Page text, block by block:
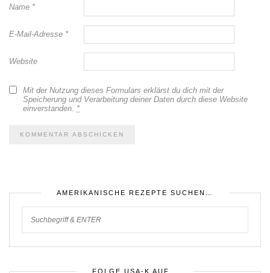
Name *
E-Mail-Adresse *
Website
Mit der Nutzung dieses Formulars erklärst du dich mit der
Speicherung und Verarbeitung deiner Daten durch diese Website
einverstanden. *
AMERIKANISCHE REZEPTE SUCHEN…
FOLGE USA-K AUF…